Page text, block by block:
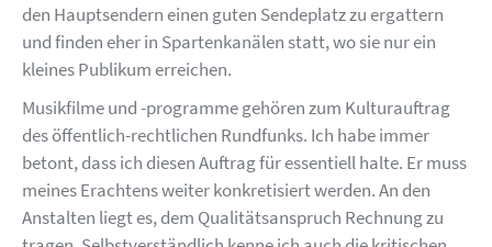
den Hauptsendern einen guten Sendeplatz zu ergattern
und finden eher in Spartenkanälen statt, wo sie nur ein
kleines Publikum erreichen.
Musikfilme und -programme gehören zum Kulturauftrag
des öffentlich-rechtlichen Rundfunks. Ich habe immer
betont, dass ich diesen Auftrag für essentiell halte. Er muss
meines Erachtens weiter konkretisiert werden. An den
Anstalten liegt es, dem Qualitätsanspruch Rechnung zu